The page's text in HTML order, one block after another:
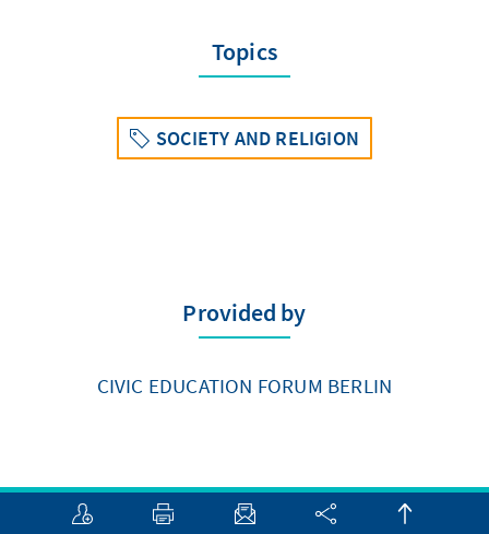
Topics
SOCIETY AND RELIGION
Provided by
CIVIC EDUCATION FORUM BERLIN